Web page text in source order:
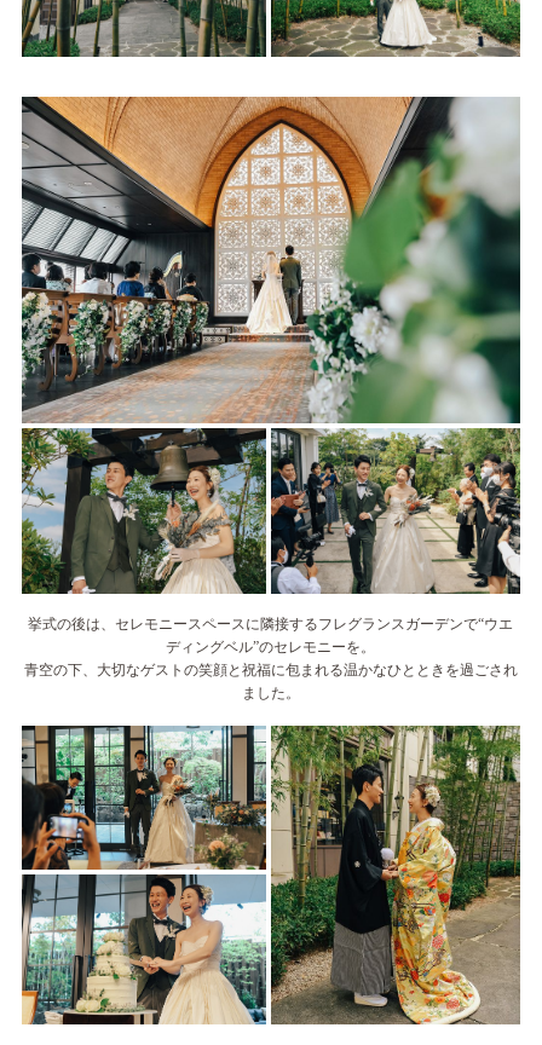
挙式の後は、セレモニースペースに隣接するフレグランスガーデンで“ウエ
ディングベル”のセレモニーを。
青空の下、大切なゲストの笑顔と祝福に包まれる温かなひとときを過ごされ
ました。